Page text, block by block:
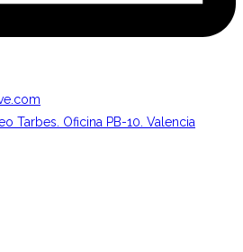
Tarbes. Oficina PB-10. Valencia